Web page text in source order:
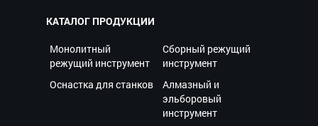
КАТАЛОГ ПРОДУКЦИИ
Монолитный
режущий инструмент
Сборный режущий
инструмент
Оснастка для станков
Алмазный и
эльборовый
инструмент